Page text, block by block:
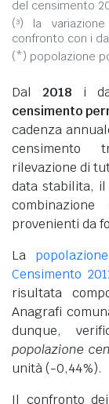
del censimento
(³) la
confronto con i
(*) popolazione
Dal 2018 i
censimento
cadenza
censimento
rilevazione di
data stabilita, il
provenienti da
La
Censimento
risultata
Anagrafi
dunque,
popolazione
unità (-0,44%).
Il confronto